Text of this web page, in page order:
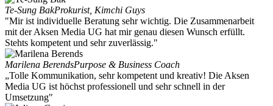
Te-Sung BakProkurist, Kimchi Guys
"Mir ist individuelle Beratung sehr wichtig. Die Zusammenarbeit
mit der Aksen Media UG hat mir genau diesen Wunsch erfüllt.
Stehts kompetent und sehr zuverlässig."
Marilena BerendsPurpose & Business Coach
„Tolle Kommunikation, sehr kompetent und kreativ! Die Aksen
Media UG ist höchst professionell und sehr schnell in der
Umsetzung"